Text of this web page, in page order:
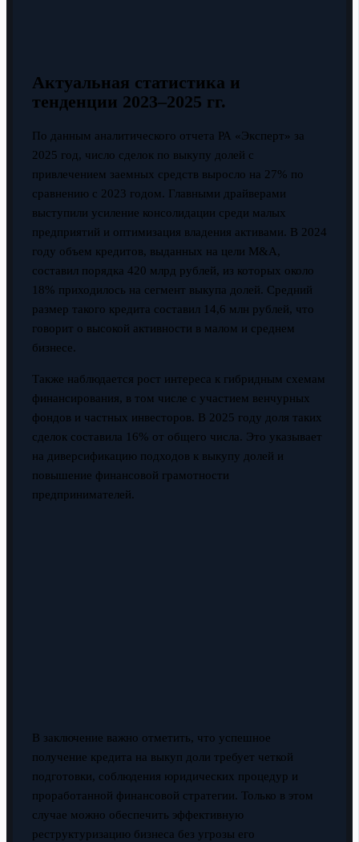
Актуальная статистика и
тенденции 2023–2025 гг.
По данным аналитического отчета РА «Эксперт» за
2025 год, число сделок по выкупу долей с
привлечением заемных средств выросло на 27% по
сравнению с 2023 годом. Главными драйверами
выступили усиление консолидации среди малых
предприятий и оптимизация владения активами. В 2024
году объем кредитов, выданных на цели M&A,
составил порядка 420 млрд рублей, из которых около
18% приходилось на сегмент выкупа долей. Средний
размер такого кредита составил 14,6 млн рублей, что
говорит о высокой активности в малом и среднем
бизнесе.
Также наблюдается рост интереса к гибридным схемам
финансирования, в том числе с участием венчурных
фондов и частных инвесторов. В 2025 году доля таких
сделок составила 16% от общего числа. Это указывает
на диверсификацию подходов к выкупу долей и
повышение финансовой грамотности
предпринимателей.
В заключение важно отметить, что успешное
получение кредита на выкуп доли требует четкой
подготовки, соблюдения юридических процедур и
проработанной финансовой стратегии. Только в этом
случае можно обеспечить эффективную
реструктуризацию бизнеса без угрозы его